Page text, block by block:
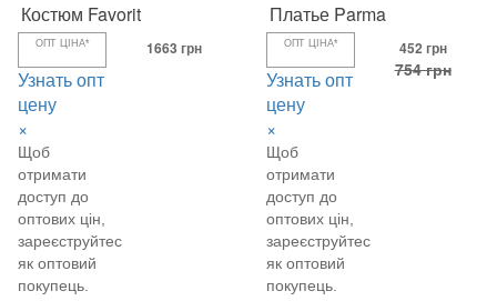
Костюм Favorit
ОПТ ЦІНА*
Узнать опт
цену
×
Щоб
отримати
доступ до
оптових цін,
зареєструйтеся
як оптовий
покупець.
1663 грн
Платье Parma
ОПТ ЦІНА*
Узнать опт
цену
×
Щоб
отримати
доступ до
оптових цін,
зареєструйтеся
як оптовий
покупець.
452 грн
754 грн